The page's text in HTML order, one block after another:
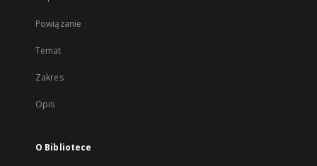
Powiązanie
Temat
Zakres
Opis
O Bibliotece